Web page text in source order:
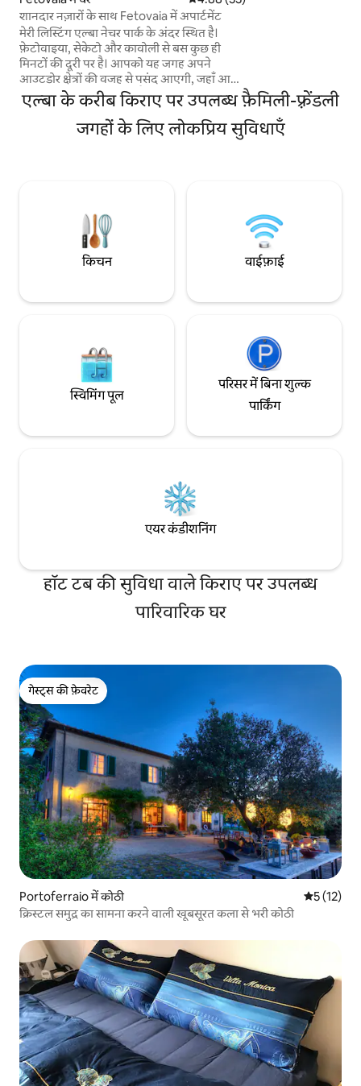
शानदार नज़ारों के साथ Fetovaia में अपार्टमेंट
मेरी लिस्टिंग एल्बा नेचर पार्क के अंदर स्थित है।
फ़ेटोवाइया, सेकेटो और कावोली से बस कुछ ही
मिनटों की दूरी पर है। आपको यह जगह अपने
आउटडोर क्षेत्रों की वजह से पसंद आएगी, जहाँ आराम
करने के लिए ढेर सारी जगहें हैं, साथ ही आउटडोर
किचन, धूप में आराम करने की जगह और हॉट टब भी
हैं। ये सभी सुविधाएँ सिर्फ़ अपार्टमेंट के मेहमानों के
इस्तेमाल के लिए हैं। साथ ही, यहाँ से फ़ेटोवाइया बे
एल्बा के करीब किराए पर उपलब्ध फ़ैमिली-फ़्रेंडली
जगहों के लिए लोकप्रिय सुविधाएँ
किचन वाईफ़ाई
स्विमिंग पूल
परिसर में बिना शुल्क
पार्किंग
एयर कंडीशनिंग
हॉट टब की सुविधा वाले किराए पर उपलब्ध
पारिवारिक घर
गेस्ट्स की फ़ेवरेट
गेस्ट्स की फ़ेवरेट
Portoferraio में कोठी औसत रेटिंग
5 (12)
क्रिस्टल समुद्र का सामना करने वाली खूबसूरत कला से भरी कोठी